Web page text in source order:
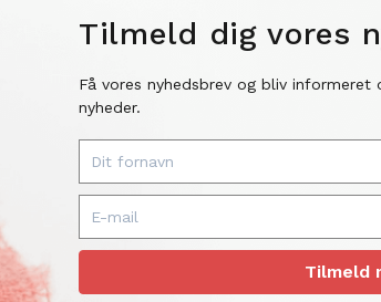
Tilmeld dig vores
Få vores nyhedsbrev og bliv
nyheder.
Tilmeld